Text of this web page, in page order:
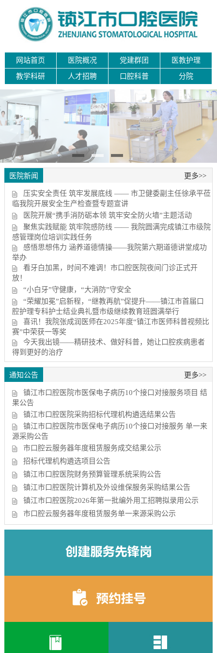
网站首页 医院概况 党建群团 医教护理
教学科研 人才招聘 口腔科普 分院
医院新闻 更多>>
压实安全责任 筑牢发展底线 —— 市卫健委副主任徐承平莅
临我院开展安全生产检查暨专题宣讲
医院开展“携手消防砺本领 筑牢安全防火墙”主题活动
聚焦实践赋能 筑牢院感防线 —— 我院圆满完成镇江市级院
感管理岗位培训实践任务
感悟思想伟力 涵养道德情操——我院第六期道德讲堂成功
举办
看牙白加黑，时间不难调！市口腔医院夜间门诊正式开
放！
“小白牙”守健康，“大消防”守安全
“荣耀加冕”启新程，“继教再航”促提升——镇江市首届口
腔护理专科护士结业典礼暨市级继续教育班圆满举行
喜讯！我院张成润医师在2025年度“镇江市医师科普视频比
赛”中荣获一等奖
今天我出镜——精研技术、做好科普，她让口腔疾病患者
得到更好的治疗
通知公告 更多>>
镇江市口腔医院市医保电子病历10个接口对接服务项目 结
果公告
镇江市口腔医院采购招标代理机构遴选结果公告
镇江市口腔医院市医保电子病历10个接口对接服务 单一来
源采购公告
市口腔云服务器年度租赁服务成交结果公示
招标代理机构遴选项目公告
镇江市口腔医院财务预算管理系统采购公告
镇江市口腔医院计算机及外设维保服务采购结果公告
镇江市口腔医院2026年第一批编外用工招聘拟录用公示
市口腔云服务器年度租赁服务单一来源采购公示